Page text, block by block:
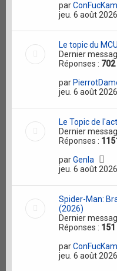
par
jeu. 6 août
Le topic du MCU
Dernier
Réponses : 702
par
jeu. 6 août
Le Topic de
Dernier
Réponses : 1151
parGenla
jeu. 6 août
Spider-Man:
(2026)
Dernier
Réponses : 151
par
jeu. 6 août